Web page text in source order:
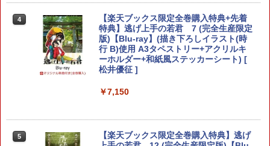
ハードポーチ ゲームカード12枚収納 ア
クセサリーポーチ
￥2,653
大容量 Switch2/Switch通常モデル/Swit
ch lite/Switch 有機ELモテルに対応 収納
ーチ スタンド/コントローラー/カード/ド
ックなど収納可能 カバー 収納ボックス
【中古】REANIMAL(リアニマル)ソフト:
プレイステーション5ソフト／アクショ
ン・ゲーム
￥3,930
がんばれゴエモン大集合！ PS5版
4
【楽天ブックス限定全巻購入特典+先着
特典】逃げ上手の若君 7 (完全生産限定
版)【Blu-ray】(描き下ろしイラスト(時
行 B)使用 A3タペストリー+アクリルキ
ーホルダー+和紙風ステッカーシート) [
松井優征 ]
￥7,150
5
【楽天ブックス限定全巻購入特典】逃げ